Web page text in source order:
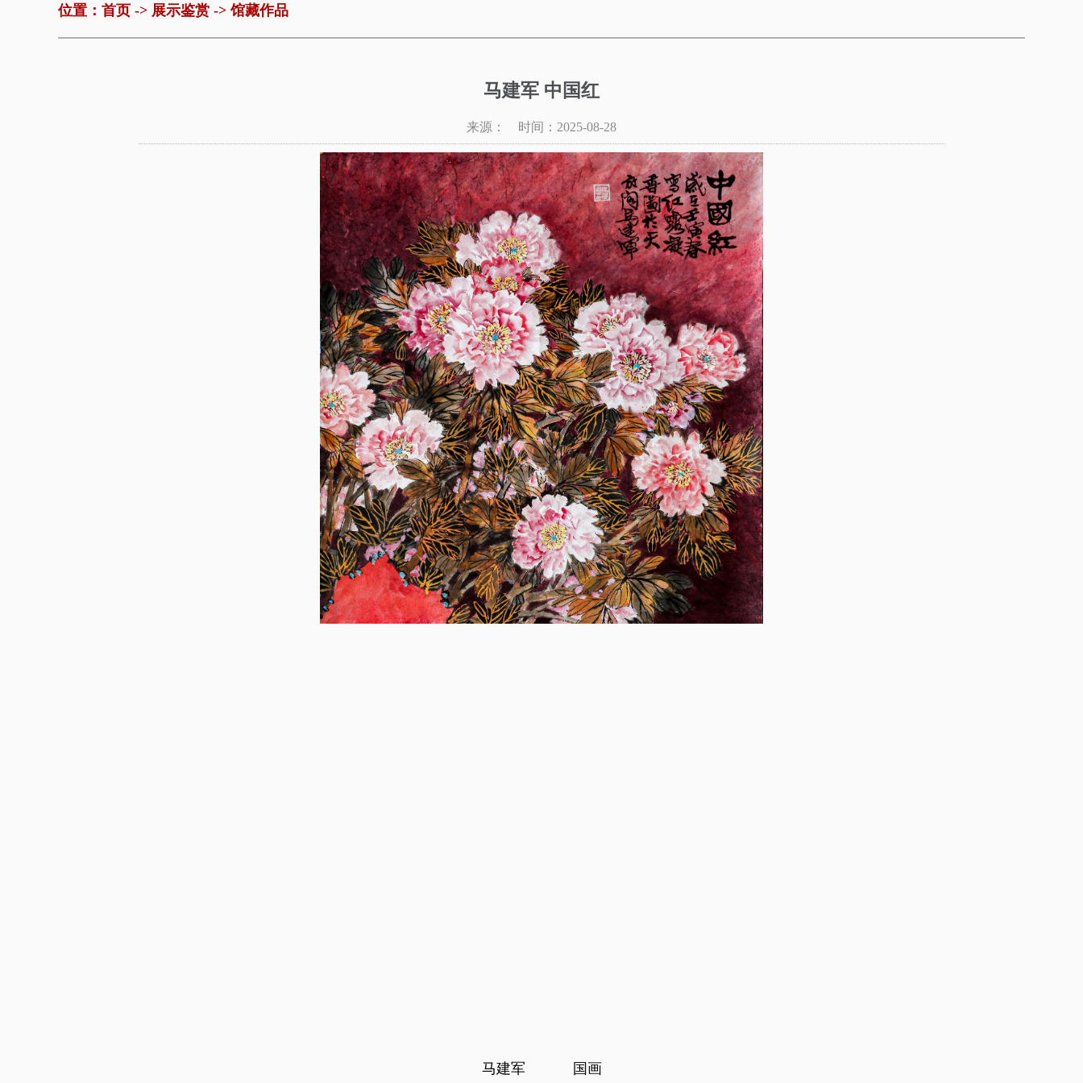
位置： 首页 -> 展示鉴赏 ->馆藏作品
马建军 中国红
来源： 时间：2025-08-28
马建军 国画